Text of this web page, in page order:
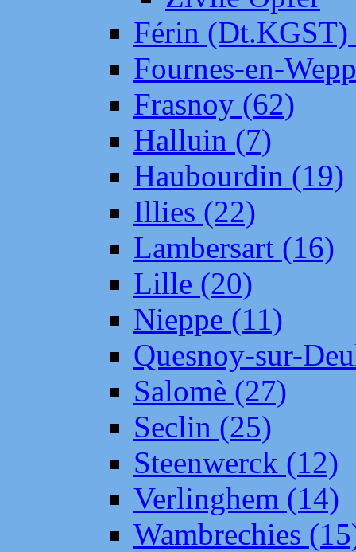
Férin (Dt.KGST)
Fournes-en-
Frasnoy (62)
Halluin (7)
Haubourdin (19)
Illies (22)
Lambersart (16)
Lille (20)
Nieppe (11)
Quesnoy-sur-
Salomè (27)
Seclin (25)
Steenwerck (12)
Verlinghem (14)
Wambrechies